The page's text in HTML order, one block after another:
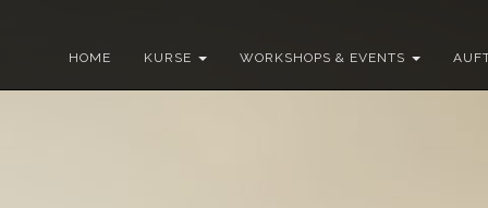
HOME KURSE WORKSHOPS & EVENTS